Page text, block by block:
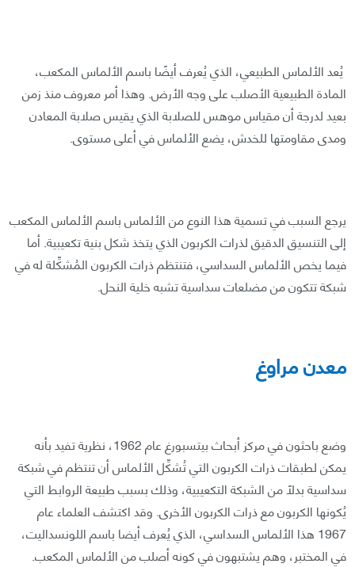
يُعد الألماس الطبيعي، الذي يُعرف أيضًا باسم الألماس المكعب،
المادة الطبيعية الأصلب على وجه الأرض. وهذا أمر معروف منذ زمن
بعيد لدرجة أن مقياس موهس للصلابة الذي يقيس صلابة المعادن
ومدى مقاومتها للخدش، يضع الألماس في أعلى مستوى.
يرجع السبب في تسمية هذا النوع من الألماس باسم الألماس المكعب
إلى التنسيق الدقيق لذرات الكربون الذي يتخذ شكل بنية تكعيبية. أما
فيما يخص الألماس السداسي، فتنتظم ذرات الكربون المُشكِّلة له في
شبكة تتكون من مضلعات سداسية تشبه خلية النحل.
معدن مراوغ
وضع باحثون في مركز أبحاث بيتسبورغ عام 1962، نظرية تفيد بأنه
يمكن لطبقات ذرات الكربون التي تُشكِّل الألماس أن تنتظم في شبكة
سداسية بدلًا من الشبكة التكعيبية، وذلك بسبب طبيعة الروابط التي
يُكونها الكربون مع ذرات الكربون الأخرى. وقد اكتشف العلماء عام
1967 هذا الألماس السداسي، الذي يُعرف أيضا باسم اللونسداليت،
في المختبر، وهم يشتبهون في كونه أصلب من الألماس المكعب.